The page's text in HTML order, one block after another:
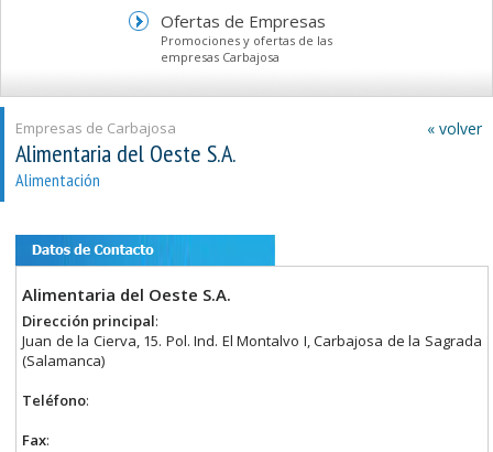
Ofertas de Empresas
Promociones y ofertas de las
empresas Carbajosa
Empresas de Carbajosa
Alimentaria del Oeste S.A.
Alimentación
« volver
Alimentaria del Oeste S.A.
Dirección principal:
Juan de la Cierva, 15. Pol. Ind. El Montalvo I, Carbajosa de la Sagrada
(Salamanca)
Teléfono:
Fax: